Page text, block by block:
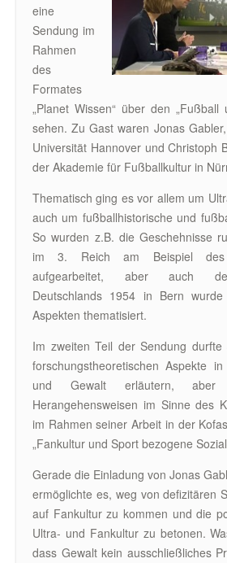
eine
Sendung im
Rahmen
des
Formates
„Planet Wissen“ über den
sehen. Zu Gast waren Jonas
Universität Hannover und Christoph
der Akademie für Fußballkultur in
Thematisch ging es vor allem um
auch um fußballhistorische und
So wurden z.B. die Geschehnisse
im 3. Reich am Beispiel des
aufgearbeitet, aber auch
Deutschlands 1954 in Bern wurde
Aspekten thematisiert.
Im zweiten Teil der Sendung durfte
forschungstheoretischen Aspekte
und Gewalt erläutern, aber
Herangehensweisen im Sinne des
im Rahmen seiner Arbeit in der
„Fankultur und Sport bezogene
Gerade die Einladung von Jonas
ermöglichte es, weg von defizitären
auf Fankultur zu kommen und die
Ultra- und Fankultur zu betonen.
dass Gewalt kein ausschließliches